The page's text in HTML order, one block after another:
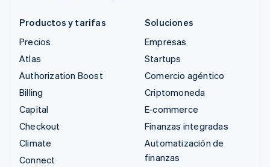
Productos y tarifas
Precios
Atlas
Authorization Boost
Billing
Capital
Checkout
Climate
Connect
Soluciones
Empresas
Startups
Comercio agéntico
Criptomoneda
E-commerce
Finanzas integradas
Automatización de
finanzas